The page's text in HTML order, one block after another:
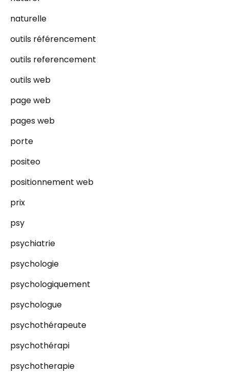
naturelle
outils référencement
outils referencement
outils web
page web
pages web
porte
positeo
positionnement web
prix
psy
psychiatrie
psychologie
psychologiquement
psychologue
psychothérapeute
psychothérapi
psychotherapie